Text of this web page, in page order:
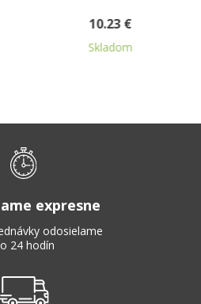
10.23 €
Skladom
expresne
odosielame
24 hodín